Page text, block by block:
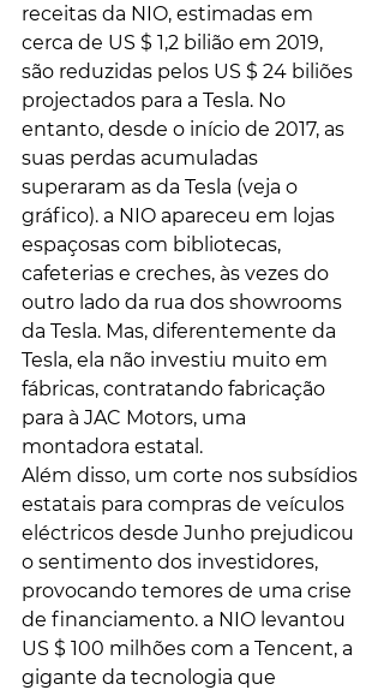
receitas da NIO, estimadas em
cerca de US $ 1,2 bilião em 2019,
são reduzidas pelos US $ 24 biliões
projectados para a Tesla. No
entanto, desde o início de 2017, as
suas perdas acumuladas
superaram as da Tesla (veja o
gráfico). a NIO apareceu em lojas
espaçosas com bibliotecas,
cafeterias e creches, às vezes do
outro lado da rua dos showrooms
da Tesla. Mas, diferentemente da
Tesla, ela não investiu muito em
fábricas, contratando fabricação
para à JAC Motors, uma
montadora estatal.
Além disso, um corte nos subsídios
estatais para compras de veículos
eléctricos desde Junho prejudicou
o sentimento dos investidores,
provocando temores de uma crise
de financiamento. a NIO levantou
US $ 100 milhões com a Tencent, a
gigante da tecnologia que